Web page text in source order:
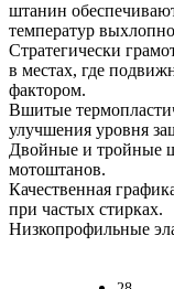
штанин
температур
Стратегически
в местах, где
фактором.
Вшитые
улучшения уровня
Двойные и тройные
мотоштанов.
Качественная
при частых стирках.
Низкопрофильные